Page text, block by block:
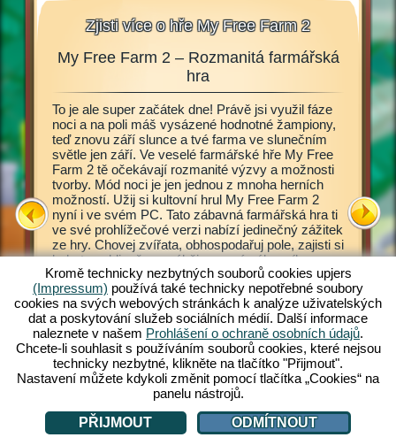
Zjisti více o hře My Free Farm 2
Tato
je
dát
My Free Farm 2 – Rozmanitá farmářská
hra
To je ale super začátek dne! Právě jsi využil fáze
noci a na poli máš vysázené hodnotné žampiony,
teď znovu září slunce a tvé farma ve slunečním
světle jen září. Ve veselé farmářské hře My Free
Farm 2 tě očekávají rozmanité výzvy a možnosti
tvorby. Mód noci je jen jednou z mnoha herních
možností. Užij si kultovní hrul My Free Farm 2
nyní i ve svém PC. Tato zábavná farmářská hra ti
ve své prohlížečové verzi nabízí jedinečný zážitek
ze hry. Chovej zvířata, obhospodařuj pole, zajisti si
bohatou sklizeň a vyráběj pro své zákazníky
lahodné zboží. Zaregistruj se zdarma a hraj také!
My
My
statek.
stejně
čas od
určité
zvířata,
Kromě technicky nezbytných souborů cookies upjers
(Impressum) používá také technicky nepotřebné soubory
cookies na svých webových stránkách k analýze uživatelských
dat a poskytování služeb sociálních médií. Další informace
naleznete v našem Prohlášení o ochraně osobních údajů.
Chcete-li souhlasit s používáním souborů cookies, které nejsou
technicky nezbytné, klikněte na tlačítko "Přijmout".
Nastavení můžete kdykoli změnit pomocí tlačítka „Cookies“ na
panelu nástrojů.
PŘIJMOUT
ODMÍTNOUT